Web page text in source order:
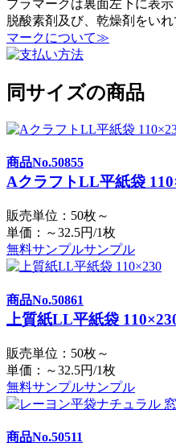
プラマークは裏面左下に表示
脱酸素剤及び、乾燥剤をい
マークについて≫
同サイズの商品
商品No.50855
AクラフトLL平紙袋
販売単位：50枚～
単価：～32.5円/1枚
無料サンプルサンプル
商品No.50861
上質紙LL平紙袋
販売単位：50枚～
単価：～32.5円/1枚
無料サンプルサンプル
商品No.50511